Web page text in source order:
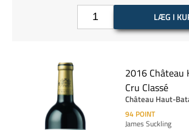
LÆG I
2016 Château
Cru Classé
Château Haut-
94 POINT
James Suckling